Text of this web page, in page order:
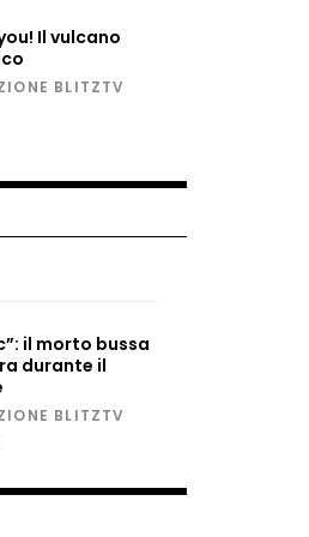
Il vulcano
BLITZTV
il morto bussa
durante il
BLITZTV